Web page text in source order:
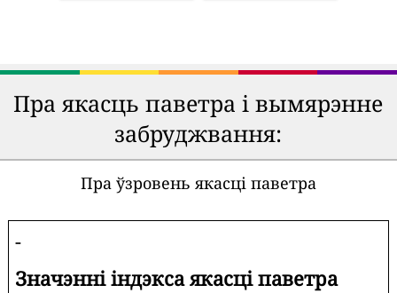
Пра якасць паветра і вымярэнне
забруджвання:
Пра ўзровень якасці паветра
-
Значэнні індэкса якасці паветра